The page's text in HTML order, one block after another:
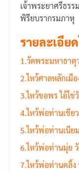
เจ้าพระยาศรีธรร
พิรียบรากรมภาหุ
รายละเอีย
1.วัดพระมหาธาตุ
2.ไหว้ศาลหลักเมื
3.ไหว้ขอพร ไอ้ไข่
4.ไหว้พ่อท่านเขีย
5.ไหว้พ่อท่านเนีย
6.ไหว้พ่อท่านมุ่ย
7.ไหว้พ่อท่านคลิ้ง